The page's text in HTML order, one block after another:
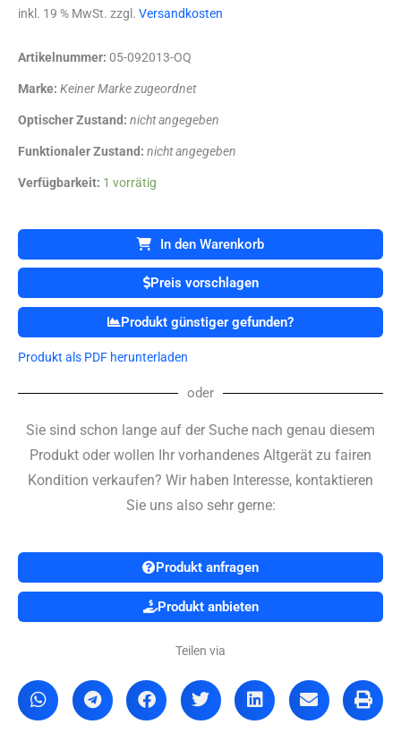
inkl. 19 % MwSt. zzgl. Versandkosten
Artikelnummer: 05-092013-OQ
Marke: Keiner Marke zugeordnet
Optischer Zustand: nicht angegeben
Funktionaler Zustand: nicht angegeben
Verfügbarkeit: 1 vorrätig
PHILIPS
4522
128
21872
aus
POLY
DIAGNOST
Anlage
In den Warenkorb
Preis vorschlagen
Produkt günstiger gefunden?
Produkt als PDF herunterladen
oder
Sie sind schon lange auf der Suche nach genau diesem
Produkt oder wollen Ihr vorhandenes Altgerät zu fairen
Kondition verkaufen? Wir haben Interesse, kontaktieren
Sie uns also sehr gerne:
Produkt anfragen
Produkt anbieten
Teilen via